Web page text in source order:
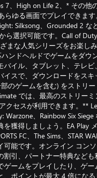
7、High on Life 2、* その他
らゆる画面でプレイできま
Silksong、Grounded 2 な
ら選択可能です。Call of
まな人気シリーズをお楽しみ
ンドヘルドでゲームをダウ
バイル、タブレット、テレビ
イスで、ダウンロードをスキ
のゲームを含む) をストリー
では、最高のストリーミ
クセスが利用できます。**
Warzone、Rainbow Six
獲得しましょう。EA Play
FC、The Sims、STAR
可能です。オンライン コン
割引、パートナー特典なども
ゲームをプレイしたり、ゲー
、ポイントが最大 4 倍にな